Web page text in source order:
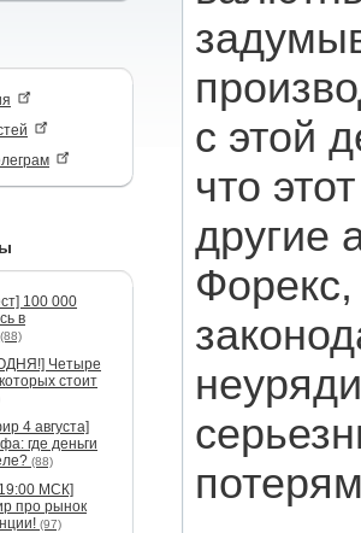
100 000
в
(88)
Четыре
стоит
4 августа]
где деньги
(88)
МСК]
про рынок
(97)
с этой
что
другие